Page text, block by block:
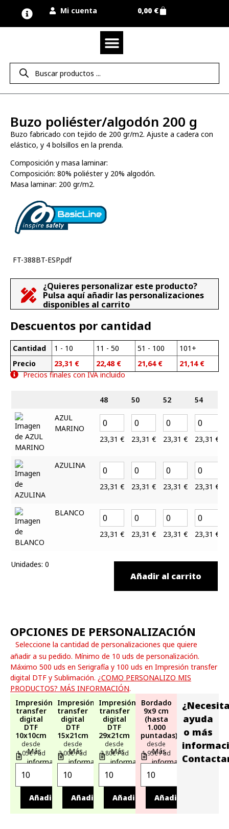
Mi cuenta 0,00 €
Buzo poliéster/algodón 200 g
Buzo fabricado con tejido de 200 gr/m2. Ajuste a cadera con
elástico, y 4 bolsillos en la prenda.
Composición y masa laminar:
Composición: 80% poliéster y 20% algodón.
Masa laminar: 200 gr/m2.
FT-388BT-ESP.pdf
¿Quieres personalizar este producto?
Pulsa aquí añadir las personalizaciones
disponibles al carrito
Descuentos por cantidad
Cantidad
Precio
1 - 10
23,31 €
11 - 50
22,48 €
51 - 100
21,64 €
101+
21,14 €
Precios finales con IVA incluido
48 50 52 54
AZUL
MARINO
23,31 € 23,31 € 23,31 € 23,31 €
AZULINA
23,31 € 23,31 € 23,31 € 23,31 €
BLANCO
23,31 € 23,31 € 23,31 € 23,31 €
Unidades: 0
Añadir al carrito
OPCIONES DE PERSONALIZACIÓN
Seleccione la cantidad de personalizaciones que quiere
añadir a su pedido. Mínimo de 10 uds de personalización.
Máximo 500 uds en Serigrafía y 100 uds en Impresión transfer
digital DTF y Sublimación. ¿COMO PERSONALIZO MIS
PRODUCTOS? MÁS INFORMACIÓN.
Impresión
transfer
digital
DTF
10x10cm
desde
1,05€ / ud
Más
información
Añadir
Impresión
transfer
digital
DTF
15x21cm
desde
2,00€ / ud
Más
información
Añadir
Impresión
transfer
digital
DTF
29x21cm
desde
2,80€ / ud
Más
información
Añadir
Bordado
9x9 cm
(hasta
1.000
puntadas)
desde
1,95€ / ud
Más
información
Añadir
ayuda
o más